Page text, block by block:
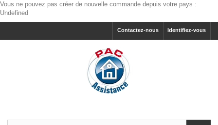
Vous ne pouvez pas créer de nouvelle commande depuis votre pays :
Undefined
Identifiez-vous
Contactez-nous